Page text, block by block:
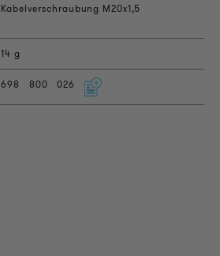
Kabelverschraubung M20x1,5
14 g
698 800 026